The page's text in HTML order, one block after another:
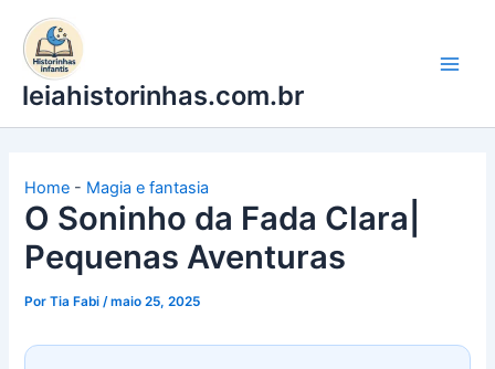
para
conteúdo
leiahistorinhas.com.br
Home - Magia e fantasia
O Soninho da Fada Clara|
Pequenas Aventuras
PorTia Fabi/maio 25, 2025